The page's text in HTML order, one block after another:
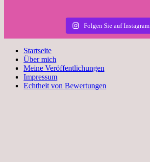
Folgen Sie auf Instagram
Startseite
Über mich
Meine Veröffentlichungen
Impressum
Echtheit von Bewertungen